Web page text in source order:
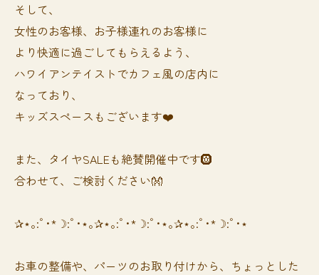
そして、
女性のお客様、お子様連れのお客様に
より快適に過ごしてもらえるよう、
ハワイアンテイストでカフェ風の店内に
なっており、
キッズスペースもございます❤️
また、タイヤSALEも絶賛開催中です🛞
合わせて、ご検討ください👐
✰⋆｡:ﾟ･*☽:ﾟ･⋆｡✰⋆｡:ﾟ･*☽:ﾟ･⋆｡✰⋆｡:ﾟ･*☽:ﾟ･⋆
お車の整備や、パーツのお取り付けから、ちょっとした